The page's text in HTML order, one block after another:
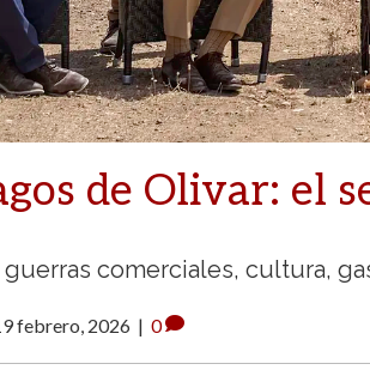
de Olivar: el
comerciales, cultura,
febrero, 2026 | 0